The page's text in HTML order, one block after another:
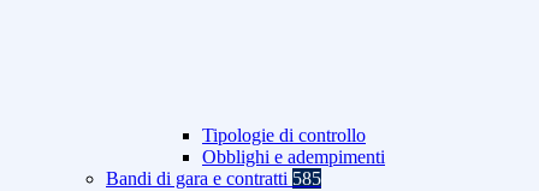
Tipologie di controllo
Obblighi e adempimenti
Bandi di gara e contratti 585